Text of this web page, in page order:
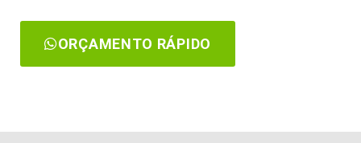
ORÇAMENTO RÁPIDO